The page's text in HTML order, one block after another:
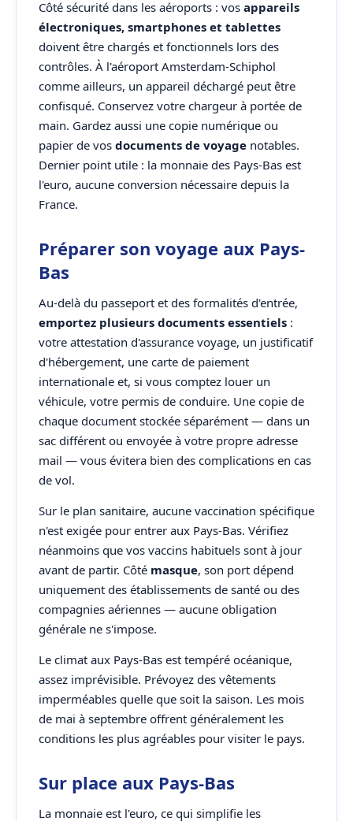
Côté sécurité dans les aéroports : vos appareils
électroniques, smartphones et tablettes
doivent être chargés et fonctionnels lors des
contrôles. À l'aéroport Amsterdam-Schiphol
comme ailleurs, un appareil déchargé peut être
confisqué. Conservez votre chargeur à portée de
main. Gardez aussi une copie numérique ou
papier de vos documents de voyage notables.
Dernier point utile : la monnaie des Pays-Bas est
l'euro, aucune conversion nécessaire depuis la
France.
Préparer son voyage aux Pays-
Bas
Au-delà du passeport et des formalités d'entrée,
emportez plusieurs documents essentiels :
votre attestation d'assurance voyage, un justificatif
d'hébergement, une carte de paiement
internationale et, si vous comptez louer un
véhicule, votre permis de conduire. Une copie de
chaque document stockée séparément — dans un
sac différent ou envoyée à votre propre adresse
mail — vous évitera bien des complications en cas
de vol.
Sur le plan sanitaire, aucune vaccination spécifique
n'est exigée pour entrer aux Pays-Bas. Vérifiez
néanmoins que vos vaccins habituels sont à jour
avant de partir. Côté masque, son port dépend
uniquement des établissements de santé ou des
compagnies aériennes — aucune obligation
générale ne s'impose.
Le climat aux Pays-Bas est tempéré océanique,
assez imprévisible. Prévoyez des vêtements
imperméables quelle que soit la saison. Les mois
de mai à septembre offrent généralement les
conditions les plus agréables pour visiter le pays.
Sur place aux Pays-Bas
La monnaie est l'euro, ce qui simplifie les